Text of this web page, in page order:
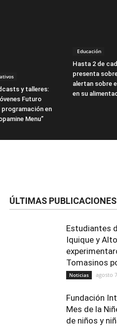
y talleres:
Futuro
programación en
Menu”
Educación
Hasta 2 de
presenta
alertan sobre
en su
ÚLTIMAS PUBLICACIONES
Estudiantes
Iquique y
Tomasinos
Noticias agosto
Fundación
Mes de la
de niños y